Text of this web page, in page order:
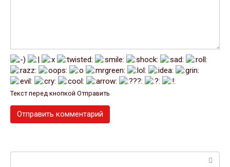
Текст перед кнопкой Отправить